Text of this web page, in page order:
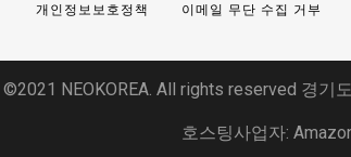
개인정보보호정책 이메일 무단 수집 거부
©2021 NEOKOREA. All rights reserved 경기
호스팅사업자: